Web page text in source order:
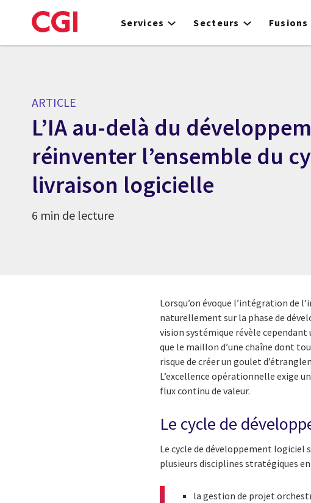
to
Services Secteurs Fusions
ARTICLE
L’IA au-delà du
réinventer l’ensemble du
livraison logicielle
6 min de lecture
Lorsqu’on évoque l’intégration de
naturellement sur la phase de
vision systémique révèle
que le maillon d’une chaîne dont
risque de créer un goulet
L’excellence opérationnelle exige
flux continu de valeur.
Le cycle de
Le cycle de développement logiciel
plusieurs disciplines stratégiques
la gestion de projet